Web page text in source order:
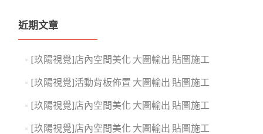
近期文章
[玖陽視覺]店內空間美化 大圖輸出 貼圖施工
[玖陽視覺]活動背板佈置 大圖輸出 貼圖施工
[玖陽視覺]店內空間美化 大圖輸出 貼圖施工
[玖陽視覺]店內空間美化 大圖輸出 貼圖施工